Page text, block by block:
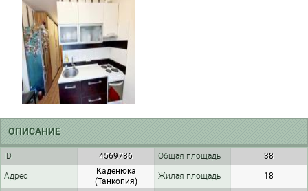
ОПИСАНИЕ
ID 4569786 Общая площадь 38
Адрес
Каденюка
(Танкопия)
Жилая площадь 18